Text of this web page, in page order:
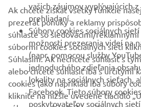
PRIHLÁSIŤ SA NA
Prečítajte si naše Zásady ochrany
dozvedeli, ako spracovávame vaše
Osobných Údajov
vašich záujmov vyplývajúcich
prehliadaní.
Súbory cookies sociálnych
možnosti prezerania videí na
(napr. pomocou služby
jednoduchého zdieľania
lokality na sociálnych sieťach,
Facebook. Tieto súbory
poskytovateľov sociálnych
Ak chcete získať všetky funkcie
prezerať ponuky a reklamy
súhlaste so sledovacími/
súbormi cookies sociálnych sietí
Súhlasím. Ak nechcete súhlasiť s
alebo chcete súhlasiť iba s určitými
cookies (ako napríklad iba súbory
kliknite na nižšie uvedené tlačidlo